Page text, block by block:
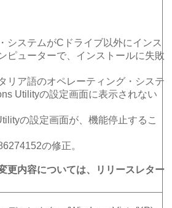
システムがCドライブ以外にインス
ピューターで、インストールに失敗
リア語のオペレーティング・システ
Utilityの設定画面に表示されない
の設定画面が、機能停止するこ
の修正。
更内容については、リリースレター